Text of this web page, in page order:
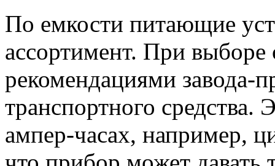
По емкости питающие
ассортимент. При выборе
рекомендациями завода-
транспортного средства.
ампер-часах, например,